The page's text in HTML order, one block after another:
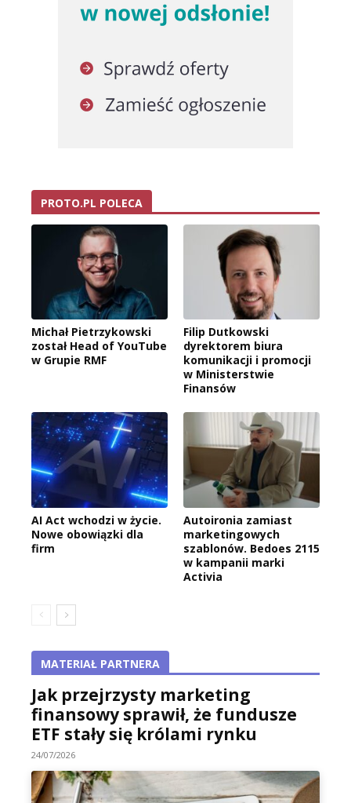
PROTO.PL POLECA
Michał Pietrzykowski
został Head of YouTube
w Grupie RMF
Filip Dutkowski
dyrektorem biura
komunikacji i promocji
w Ministerstwie
Finansów
AI Act wchodzi w życie.
Nowe obowiązki dla
firm
Autoironia zamiast
marketingowych
szablonów. Bedoes 2115
w kampanii marki
Activia
MATERIAŁ PARTNERA
Jak przejrzysty marketing
finansowy sprawił, że fundusze
ETF stały się królami rynku
24/07/2026